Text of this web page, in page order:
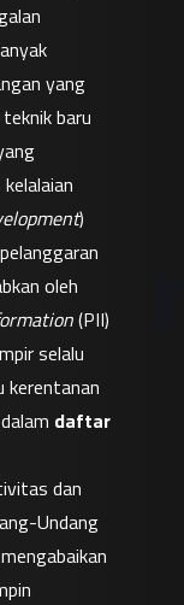
yang
baru
)
oleh
(PII)
selalu
kerentanan
daftar
dan
Undang